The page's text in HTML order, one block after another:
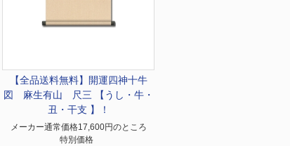
【全品送料無料】 開運四神十牛
図 麻生有山 尺三 【うし・牛・
丑・干支 】！
メーカー通常価格17,600円のところ
特別価格